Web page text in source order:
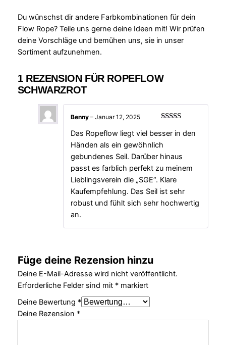
Du wünschst dir andere Farbkombinationen für dein
Flow Rope? Teile uns gerne deine Ideen mit! Wir prüfen
deine Vorschläge und bemühen uns, sie in unser
Sortiment aufzunehmen.
1 REZENSION FÜR ROPEFLOW
SCHWARZROT
mit 5von 5
Benny– Januar 12, 2025
Das Ropeflow liegt viel besser in den
Händen als ein gewöhnlich
gebundenes Seil. Darüber hinaus
passt es farblich perfekt zu meinem
Lieblingsverein die „SGE“. Klare
Kaufempfehlung. Das Seil ist sehr
robust und fühlt sich sehr hochwertig
an.
Füge deine Rezension hinzu
Deine E-Mail-Adresse wird nicht veröffentlicht.
Erforderliche Felder sind mit *markiert
Deine Bewertung *
Deine Rezension *